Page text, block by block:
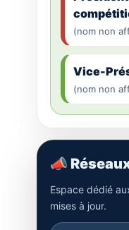
(nom non
Vice-
(nom non
📣
Espace dédié
mises à jour.